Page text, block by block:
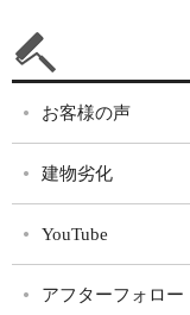
お客様の声
建物劣化
YouTube
アフターフォロー